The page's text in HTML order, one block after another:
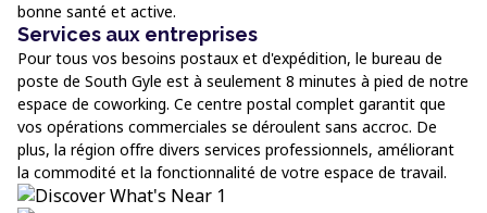
bonne santé et active.
Services aux entreprises
Pour tous vos besoins postaux et d'expédition, le bureau de
poste de South Gyle est à seulement 8 minutes à pied de notre
espace de coworking. Ce centre postal complet garantit que
vos opérations commerciales se déroulent sans accroc. De
plus, la région offre divers services professionnels, améliorant
la commodité et la fonctionnalité de votre espace de travail.